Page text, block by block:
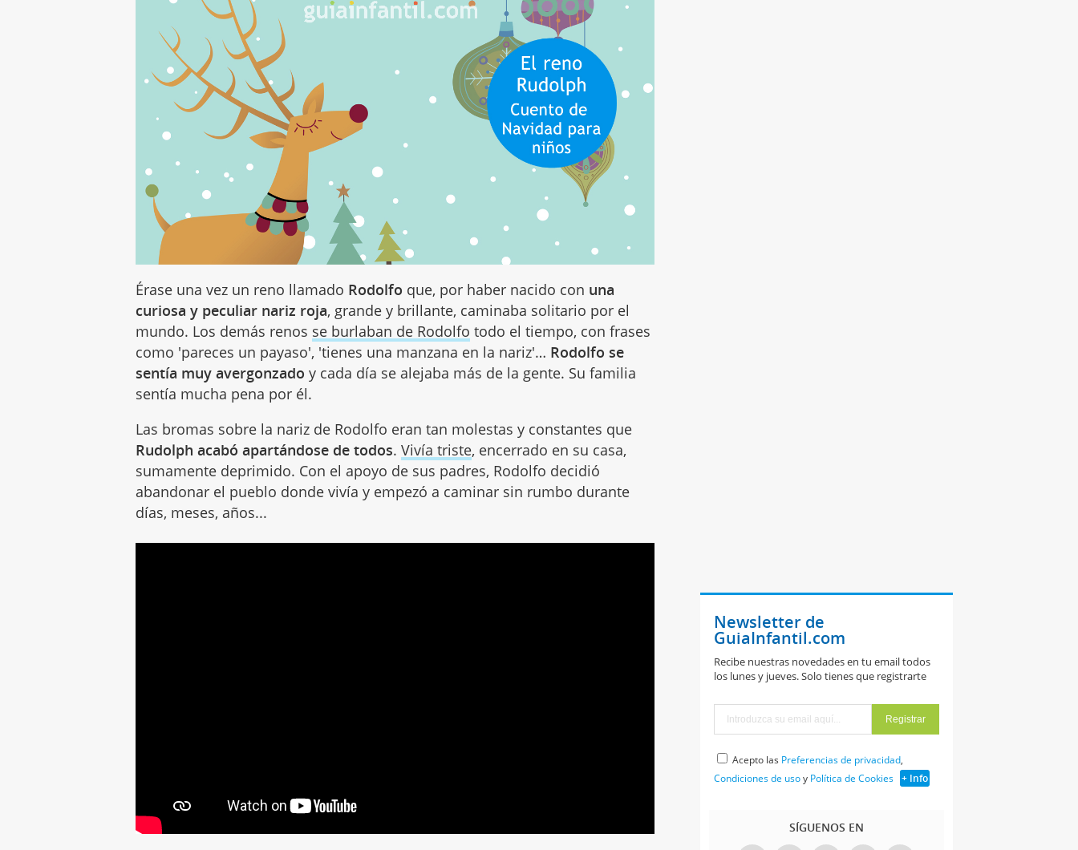
Érase una vez un reno llamado Rodolfo que, por haber nacido con una
curiosa y peculiar nariz roja, grande y brillante, caminaba solitario por el
mundo. Los demás renos se burlaban de Rodolfo todo el tiempo, con frases
como 'pareces un payaso', 'tienes una manzana en la nariz'… Rodolfo se
sentía muy avergonzado y cada día se alejaba más de la gente. Su familia
sentía mucha pena por él.
Las bromas sobre la nariz de Rodolfo eran tan molestas y constantes que
Rudolph acabó apartándose de todos.Vivía triste, encerrado en su casa,
sumamente deprimido. Con el apoyo de sus padres, Rodolfo decidió
abandonar el pueblo donde vivía y empezó a caminar sin rumbo durante
días, meses, años...
Newsletter de
GuiaInfantil.com
Recibe nuestras novedades en tu email todos
los lunes y jueves. Solo tienes que registrarte
Acepto las Preferencias de privacidad,
Condiciones de usoy Política de Cookies + Info
SÍGUENOS EN